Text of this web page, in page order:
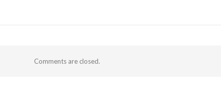
Comments are closed.